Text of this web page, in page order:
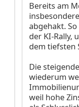
Bereits am
abgehakt.
der KI-Rally,
dem tiefsten
Die
wiederum
weil hohe